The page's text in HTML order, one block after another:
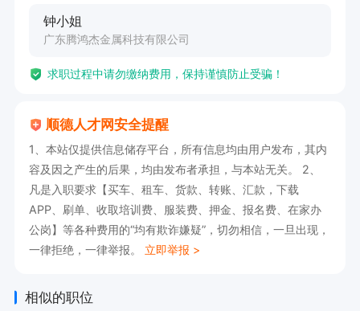
钟小姐
广东腾鸿杰金属科技有限公司
求职过程中请勿缴纳费用，保持谨慎防止受骗！
顺德人才网安全提醒
1、本站仅提供信息储存平台，所有信息均由用户发布，其内
容及因之产生的后果，均由发布者承担，与本站无关。 2、
凡是入职要求【买车、租车、货款、转账、汇款，下载
APP、刷单、收取培训费、服装费、押金、报名费、在家办
公岗】等各种费用的“均有欺诈嫌疑”，切勿相信，一旦出现，
一律拒绝，一律举报。 立即举报 >
相似的职位